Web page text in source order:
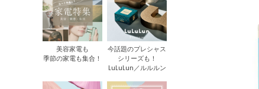
美容家電も
季節の家電も集合！
今話題のプレシャス
シリーズも！
LuLuLun／ルルルン